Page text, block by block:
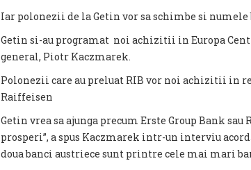
Iar polonezii de la Getin vor sa schimbe si
Getin si-au programat noi achizitii in Europa
general, Piotr Kaczmarek.
Polonezii care au preluat RIB vor noi achizitii in
Raiffeisen
Getin vrea sa ajunga precum Erste Group Bank
prosperi”, a spus Kaczmarek intr-un interviu
doua banci austriece sunt printre cele mai mari